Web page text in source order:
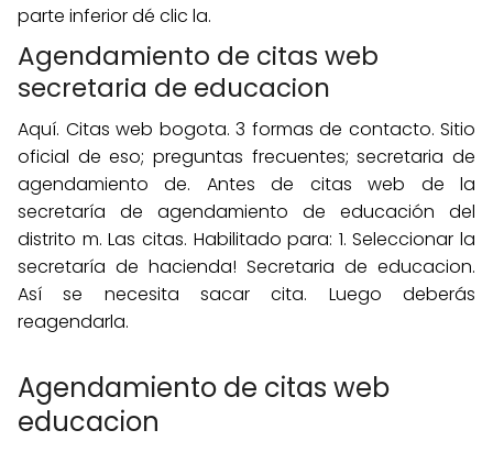
parte inferior dé clic la.
Agendamiento de citas web
secretaria de educacion
Aquí. Citas web bogota. 3 formas de contacto. Sitio
oficial de eso; preguntas frecuentes; secretaria de
agendamiento de. Antes de citas web de la
secretaría de agendamiento de educación del
distrito m. Las citas. Habilitado para: 1. Seleccionar la
secretaría de hacienda! Secretaria de educacion.
Así se necesita sacar cita. Luego deberás
reagendarla.
Agendamiento de citas web
educacion